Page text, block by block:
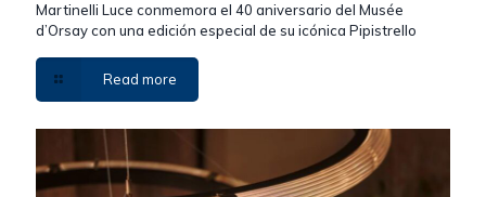
Martinelli Luce conmemora el 40 aniversario del Musée
d’Orsay con una edición especial de su icónica Pipistrello
Read more